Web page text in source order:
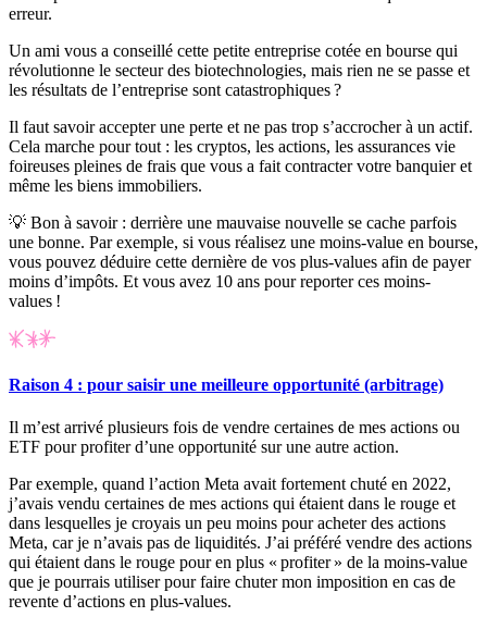
erreur.
Un ami vous a conseillé cette petite entreprise cotée en bourse qui
révolutionne le secteur des biotechnologies, mais rien ne se passe et
les résultats de l’entreprise sont catastrophiques ?
Il faut savoir accepter une perte et ne pas trop s’accrocher à un actif.
Cela marche pour tout : les cryptos, les actions, les assurances vie
foireuses pleines de frais que vous a fait contracter votre banquier et
même les biens immobiliers.
💡 Bon à savoir: derrière une mauvaise nouvelle se cache parfois
une bonne. Par exemple, si vous réalisez une moins-value en bourse,
vous pouvez déduire cette dernière de vos plus-values afin de payer
moins d’impôts. Et vous avez 10 ans pour reporter ces moins-
values !
Raison 4 : pour saisir une meilleure opportunité (arbitrage)
Il m’est arrivé plusieurs fois de vendre certaines de mes actions ou
ETF pour profiter d’une opportunité sur une autre action.
Par exemple, quand l’action Meta avait fortement chuté en 2022,
j’avais vendu certaines de mes actions qui étaient dans le rouge et
dans lesquelles je croyais un peu moins pour acheter des actions
Meta, car je n’avais pas de liquidités. J’ai préféré vendre des actions
qui étaient dans le rouge pour en plus « profiter » de la moins-value
que je pourrais utiliser pour faire chuter mon imposition en cas de
revente d’actions en plus-values.